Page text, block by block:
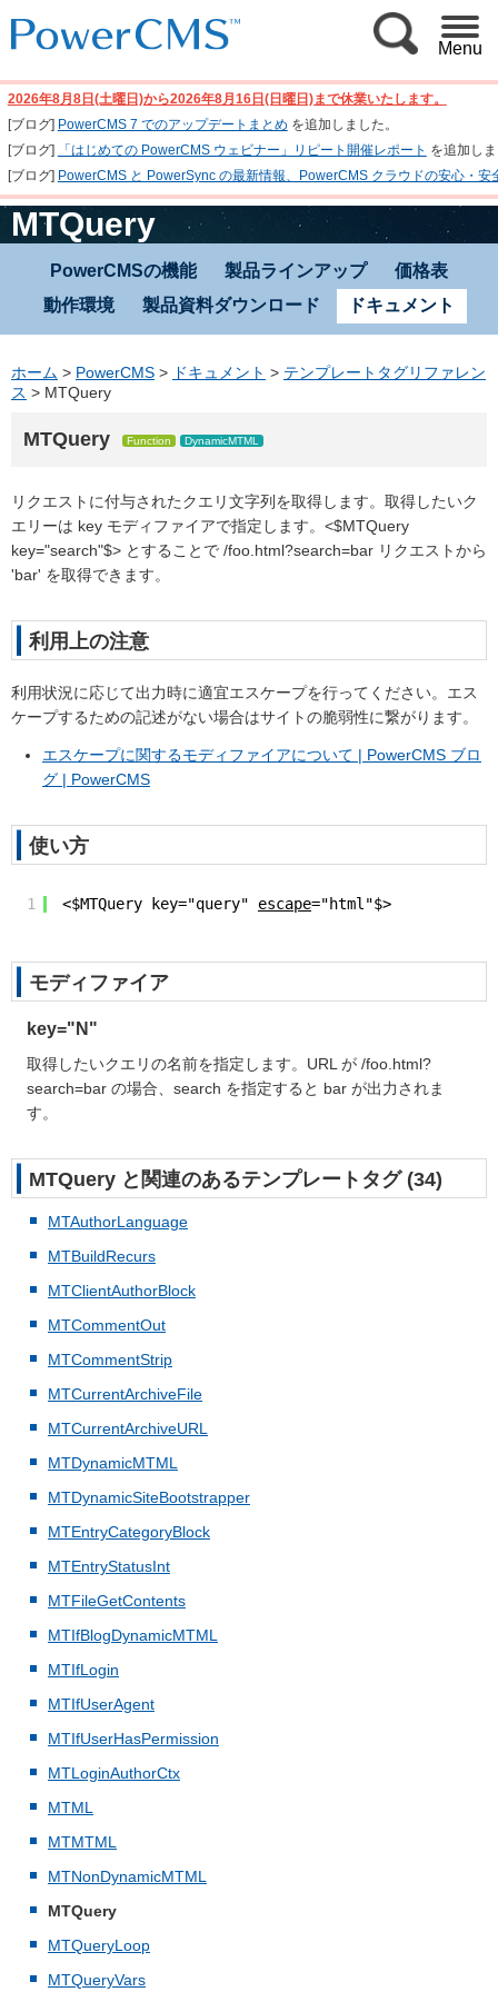
Menu
2026年8月8日(土曜日)から2026年8月16日(日曜日)まで休業いたします。
[ブログ] PowerCMS 7 でのアップデートまとめ を追加しました。
[ブログ]
「はじめての PowerCMS ウェビナー」リピート開催レポート を追加し
[ブログ] PowerCMS と PowerSync の最新情報、PowerCMS クラウドの安心・
MTQuery
PowerCMSの機能 製品ラインアップ
価格表
動作環境
製品資料ダウンロード ドキュメント
ホーム > PowerCMS > ドキュメント > テンプレートタグリファレン
ス > MTQuery
MTQuery Function DynamicMTML
リクエストに付与されたクエリ文字列を取得します。取得したいク
エリーは key モディファイアで指定します。<$MTQuery
key="search"$> とすることで /foo.html?search=bar リクエストから
'bar' を取得できます。
利用上の注意
利用状況に応じて出力時に適宜エスケープを行ってください。エス
ケープするための記述がない場合はサイトの脆弱性に繋がります。
エスケープに関するモディファイアについて | PowerCMS ブロ
グ | PowerCMS
使い方
1 <$MTQuery key="query" escape="html"$>
モディファイア
key=" N "
取得したいクエリの名前を指定します。URL が /foo.html?
search=bar の場合、search を指定すると bar が出力されま
す。
MTQuery と関連のあるテンプレートタグ (34)
MTAuthorLanguage
MTBuildRecurs
MTClientAuthorBlock
MTCommentOut
MTCommentStrip
MTCurrentArchiveFile
MTCurrentArchiveURL
MTDynamicMTML
MTDynamicSiteBootstrapper
MTEntryCategoryBlock
MTEntryStatusInt
MTFileGetContents
MTIfBlogDynamicMTML
MTIfLogin
MTIfUserAgent
MTIfUserHasPermission
MTLoginAuthorCtx
MTML
MTMTML
MTNonDynamicMTML
MTQuery
MTQueryLoop
MTQueryVars